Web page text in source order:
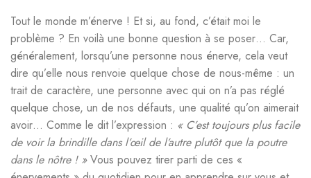
Tout le monde m’énerve ! Et si, au fond, c’était moi le
problème ? En voilà une bonne question à se poser… Car,
généralement, lorsqu’une personne nous énerve, cela veut
dire qu’elle nous renvoie quelque chose de nous-même : un
trait de caractère, une personne avec qui on n’a pas réglé
quelque chose, un de nos défauts, une qualité qu’on aimerait
avoir… Comme le dit l’expression : « C’est toujours plus facile
de voir la brindille dans l’œil de l’autre plutôt que la poutre
dans le nôtre ! »Vous pouvez tirer parti de ces «